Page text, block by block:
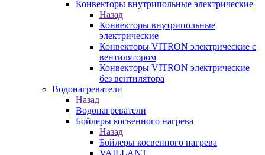
Конвекторы внутрипольные электрические
Назад
Конвекторы внутрипольные
электрические
Конвекторы VITRON электрические с
вентилятором
Конвекторы VITRON электрические
без вентилятора
Водонагреватели
Назад
Водонагреватели
Бойлеры косвенного нагрева
Назад
Бойлеры косвенного нагрева
VAILLANT